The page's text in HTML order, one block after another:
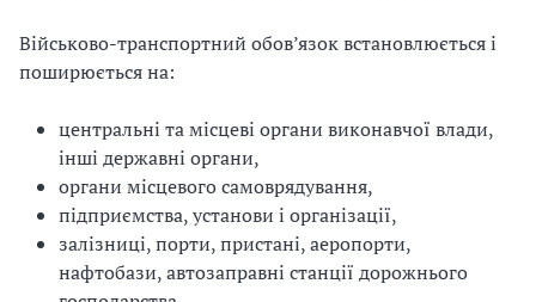
Військово-транспортний обов’язок встановлюється і
поширюється на:
центральні та місцеві органи виконавчої влади,
інші державні органи,
органи місцевого самоврядування,
підприємства, установи і організації,
залізниці, порти, пристані, аеропорти,
нафтобази, автозаправні станції дорожнього